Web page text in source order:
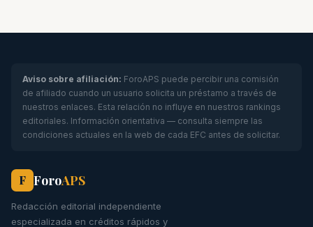
Aviso sobre afiliación: ForoAPS puede percibir una comisión
de afiliado cuando un usuario solicita un préstamo a través de
nuestros enlaces. Esta relación no influye en nuestros rankings
editoriales. Información orientativa — consulta siempre las
condiciones actuales en la web de cada EFC antes de solicitar.
F ForoAPS
Redacción editorial independiente
especializada en créditos rápidos y